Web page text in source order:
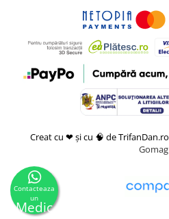
Creat cu ❤ și cu 🧠 de TrifanDan.ro
Gomag
Contacteaza
un
Medic